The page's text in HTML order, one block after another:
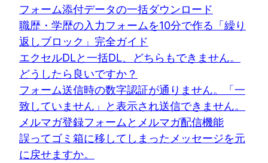
フォーム添付データの一括ダウンロード
職歴・学歴の入力フォームを10分で作る「繰り
返しブロック」完全ガイド
エクセルDLと一括DL、どちらもできません。
どうしたら良いですか？
フォーム送信時の数字認証が通りません。「一
致していません」と表示され送信できません。
メルマガ登録フォームとメルマガ配信機能
誤ってゴミ箱に移してしまったメッセージを元
に戻せますか。